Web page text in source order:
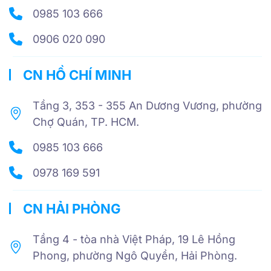
0985 103 666
0906 020 090
CN HỒ CHÍ MINH
Tầng 3, 353 - 355 An Dương Vương, phường
Chợ Quán, TP. HCM.
0985 103 666
0978 169 591
CN HẢI PHÒNG
Tầng 4 - tòa nhà Việt Pháp, 19 Lê Hồng
Phong, phường Ngô Quyền, Hải Phòng.